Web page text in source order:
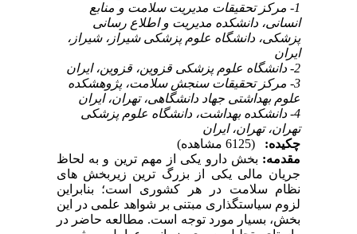
1- مرکز تحقیقات مدیریت سلامت و منابع
انسانی، دانشکده مدیریت و اطلاع رسانی
پزشکی، دانشگاه علوم پزشکی شیراز، شیراز،
ایران
2- دانشگاه علوم پزشکی قزوین، قزوین، ایران
3- مرکز تحقیقات سنجش سلامت، پژوهشکده
علوم بهداشتی جهاد دانشگاهی، تهران، ایران
4- دانشکده بهداشت، دانشگاه علوم پزشکی
تهران، تهران، ایران
چکیده:
(6125 مشاهده)
مقدمه: بخش دارو یکی از مهم ترین و به لحاظ
جریان مالی یکی از بزرگ ترین زیربخش های
نظام سلامت در هر کشوری است؛ بنابراین
لزوم سیاستگذاری مبتنی بر شواهد علمی در این
بخش، بسیار مورد توجه است. مطالعه حاضر در